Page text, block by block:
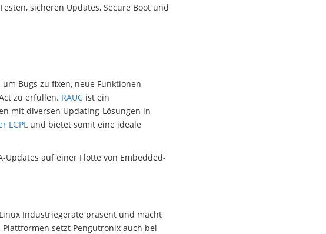
sicheren Updates, Secure Boot und
Bugs zu fixen, neue Funktionen
zu erfüllen. RAUC ist ein
mit diversen Updating-Lösungen in
LGPL und bietet somit eine ideale
Updates auf einer Flotte von Embedded-
Industriegeräte präsent und macht
setzt Pengutronix auch bei